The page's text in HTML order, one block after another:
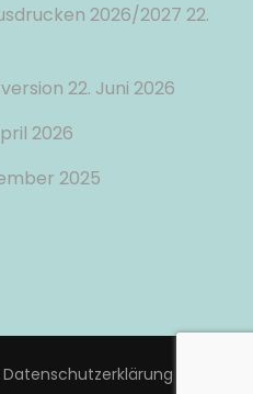
2026/2027 22.
22. Juni 2026
2026
2025
Datenschutzerklärung